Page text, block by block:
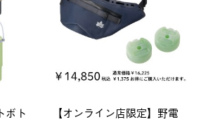
ボト
【オンライン店限定】野電